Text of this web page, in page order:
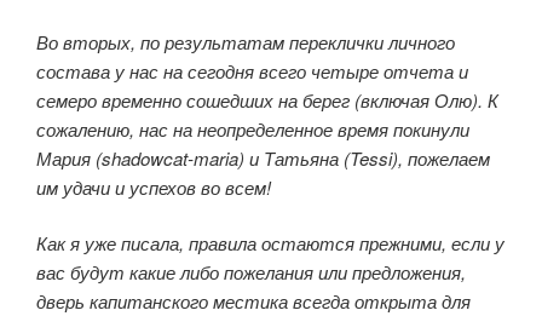
Во вторых, по результатам переклички личного
состава у нас на сегодня всего четыре отчета и
семеро временно сошедших на берег (включая Олю). К
сожалению, нас на неопределенное время покинули
Мария (shadowcat-maria) и Татьяна (Tessi), пожелаем
им удачи и успехов во всем!
Как я уже писала, правила остаются прежними, если у
вас будут какие либо пожелания или предложения,
дверь капитанского местика всегда открыта для